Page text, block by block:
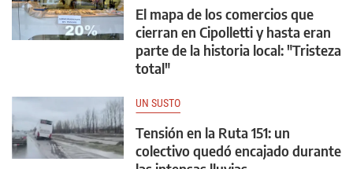
El mapa de los comercios que
cierran en Cipolletti y hasta eran
parte de la historia local: "Tristeza
total"
UN SUSTO
Tensión en la Ruta 151: un
colectivo quedó encajado durante